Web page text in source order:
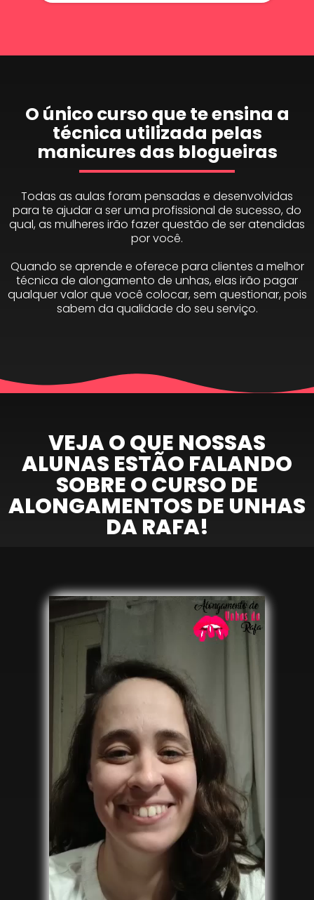
O único curso que te ensina a
técnica utilizada pelas
manicures das blogueiras
Todas as aulas foram pensadas e desenvolvidas
para te ajudar a ser uma profissional de sucesso, do
qual, as mulheres irão fazer questão de ser atendidas
por você.
Quando se aprende e oferece para clientes a melhor
técnica de alongamento de unhas, elas irão pagar
qualquer valor que você colocar, sem questionar, pois
sabem da qualidade do seu serviço.
VEJA O QUE NOSSAS
ALUNAS ESTÃO FALANDO
SOBRE O CURSO DE
ALONGAMENTOS DE UNHAS
DA RAFA!